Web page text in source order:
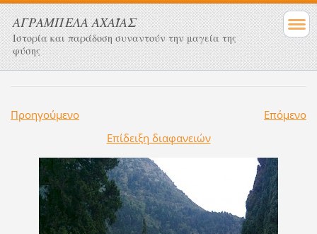
ΑΓΡΑΜΠΕΛΑ ΑΧΑΪΑΣ
Ιστορία και παράδοση συναντούν την μαγεία της
φύσης
Προηγούμενο
Επόμενο
Επίδειξη διαφανειών